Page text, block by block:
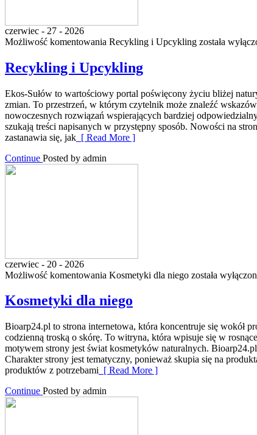
czerwiec - 27 - 2026
Możliwość komentowania Recykling i Upcykling została
Recykling i Upcykling
Ekos-Sułów to wartościowy portal poświęcony życiu bliżej
zmian. To przestrzeń, w którym czytelnik może znaleźć
nowoczesnych rozwiązań wspierających bardziej
szukają treści napisanych w przystępny sposób. Nowości na
zastanawia się, jak [ Read More ]
Continue Posted by admin
czerwiec - 20 - 2026
Możliwość komentowania Kosmetyki dla niego została
Kosmetyki dla niego
Bioarp24.pl to strona internetowa, która koncentruje się wokół
codzienną troską o skórę. To witryna, która wpisuje się w
motywem strony jest świat kosmetyków naturalnych.
Charakter strony jest tematyczny, ponieważ skupia się na
produktów z potrzebami [ Read More ]
Continue Posted by admin